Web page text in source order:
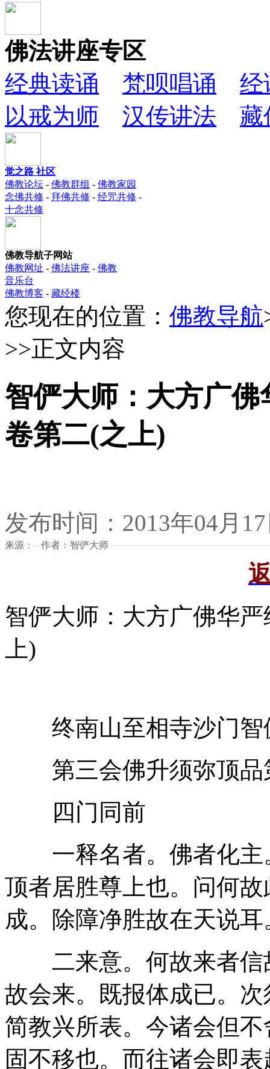
佛法讲座专区
经典读诵
梵呗唱诵
经
以戒为师
汉传讲法 藏
觉之路 社区
佛教论坛 - 佛教群组 - 佛教家园
念佛共修 - 拜佛共修 - 经咒共修 -
十念共修
佛教导航子网站
佛教网址 - 佛法讲座 - 佛教
音乐台
佛教博客 - 藏经楼
您现在的位置： 佛教导航
>>正文内容
智俨大师：大方广
卷第二(之上)
发布时间：2013年04月
来源： 作者：智俨大师
智俨大师：大方广佛华
上)
终南山至相寺沙门智
第三会佛升须弥顶品
四门同前
一释名者。佛者化主
顶者居胜尊上也。问何
成。除障净胜故在天说
二来意。何故来者信
故会来。既报体成已。
简教兴所表。今诸会但
固不移也。而往诸会即